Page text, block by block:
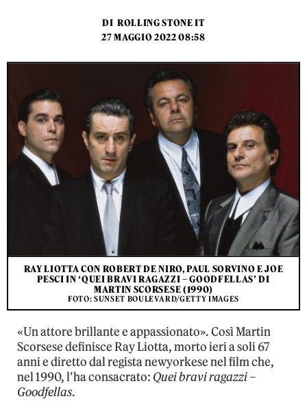
DI ROLLING STONE IT
27 MAGGIO 2022 08:58
RAY LIOTTA CON ROBERT DE NIRO, PAUL SORVINO E JOE
PESCI IN ‘QUEI BRAVI RAGAZZI – GOODFELLAS’ DI
MARTIN SCORSESE (1990)
FOTO: SUNSET BOULEVARD/GETTY IMAGES
«Un attore brillante e appassionato». Così Martin
Scorsese definisce Ray Liotta, morto ieri a soli 67
anni e diretto dal regista newyorkese nel film che,
nel 1990, l’ha consacrato: Quei bravi ragazzi –
Goodfellas.